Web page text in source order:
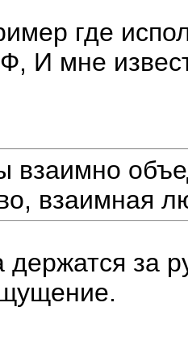
где
И мне
взаимно
взаимная
за